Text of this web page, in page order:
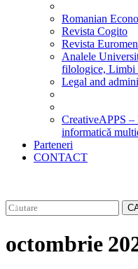
Romanian
Revista Cogito
Revista
Analele
filologice, Limbi
Legal and
CreativeAPPS –
informatică
Parteneri
CONTACT
octombrie